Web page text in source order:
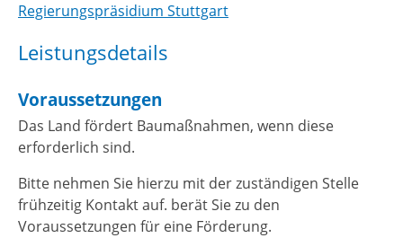
Regierungspräsidium Stuttgart
Leistungsdetails
Voraussetzungen
Das Land fördert Baumaßnahmen, wenn diese
erforderlich sind.
Bitte nehmen Sie hierzu mit der zuständigen Stelle
frühzeitig Kontakt auf. berät Sie zu den
Voraussetzungen für eine Förderung.